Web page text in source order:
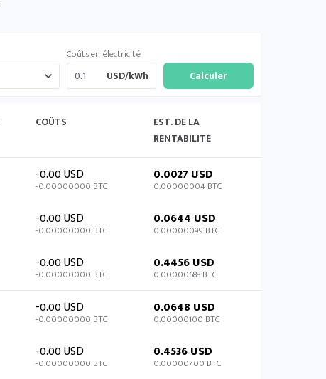
Coûts en électricité
USD/kWh
COÛTS
EST. DE LA
RENTABILITÉ
-0.00 USD
-0.00000000 BTC
0.0027 USD
0.00000004 BTC
-0.00 USD
-0.00000000 BTC
0.0644 USD
0.00000099 BTC
-0.00 USD
-0.00000000 BTC
0.4456 USD
0.00000688 BTC
-0.00 USD
-0.00000000 BTC
0.0648 USD
0.00000100 BTC
-0.00 USD
-0.00000000 BTC
0.4536 USD
0.00000700 BTC